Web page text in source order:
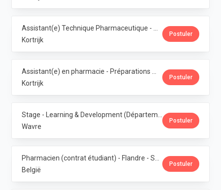
Kortrijk
Postuler
Kortrijk
Postuler
Wavre
Postuler
België
Postuler